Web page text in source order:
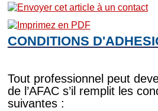
CONDITIONS
Tout professionnel peut
de l’AFAC s’il remplit les
suivantes :